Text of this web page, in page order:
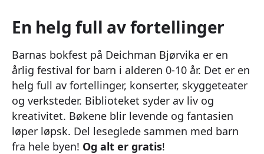
En helg full av fortellinger
Barnas bokfest på Deichman Bjørvika er en
årlig festival for barn i alderen 0-10 år. Det er en
helg full av fortellinger, konserter, skyggeteater
og verksteder. Biblioteket syder av liv og
kreativitet. Bøkene blir levende og fantasien
løper løpsk. Del leseglede sammen med barn
fra hele byen! Og alt er gratis!